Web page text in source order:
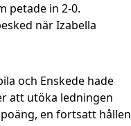
petade in 2-0.
när Izabella
och Enskede hade
att utöka ledningen
en fortsatt hållen